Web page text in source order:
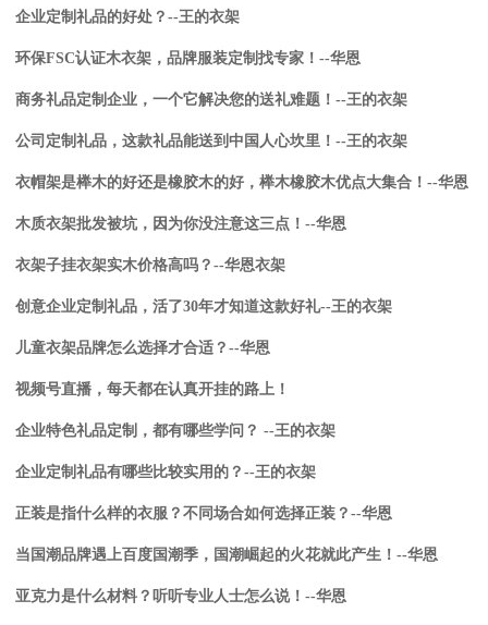
企业定制礼品的好处？--王的衣架
环保FSC认证木衣架，品牌服装定制找专家！--华恩
商务礼品定制企业，一个它解决您的送礼难题！--王的衣架
公司定制礼品，这款礼品能送到中国人心坎里！--王的衣架
衣帽架是榉木的好还是橡胶木的好，榉木橡胶木优点大集合！--华恩
木质衣架批发被坑，因为你没注意这三点！--华恩
衣架子挂衣架实木价格高吗？--华恩衣架
创意企业定制礼品，活了30年才知道这款好礼--王的衣架
儿童衣架品牌怎么选择才合适？--华恩
视频号直播，每天都在认真开挂的路上！
企业特色礼品定制，都有哪些学问？ --王的衣架
企业定制礼品有哪些比较实用的？--王的衣架
正装是指什么样的衣服？不同场合如何选择正装？--华恩
当国潮品牌遇上百度国潮季，国潮崛起的火花就此产生！--华恩
亚克力是什么材料？听听专业人士怎么说！--华恩